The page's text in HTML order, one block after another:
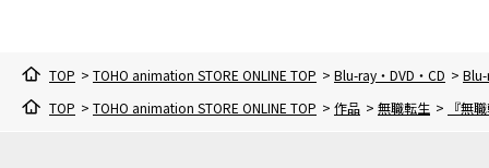
TOP > TOHO animation STORE ONLINE TOP > Blu-ray・DVD・CD >
TOP > TOHO animation STORE ONLINE TOP > 作品 > 無職転生 > 『無